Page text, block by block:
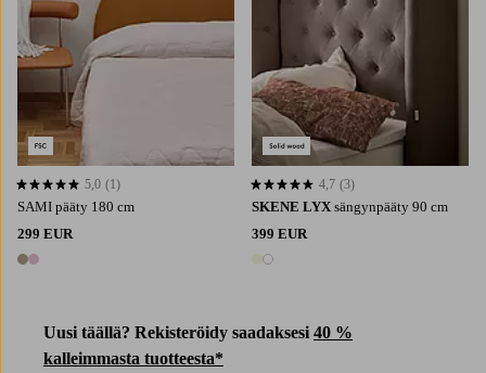
SAMI pääty 180 cm
299 EUR
2 värejä
5,0 perustuen 1 arvosanaan
5,0 (1)
Uusi täällä? Rekisteröidy saadaksesi 40 %
kalleimmasta tuotteesta*
SKENE LYX sängynpääty 90 cm
399 EUR
2 värejä
4,7 perustuen 3 arvosanaan
4,7 (3)